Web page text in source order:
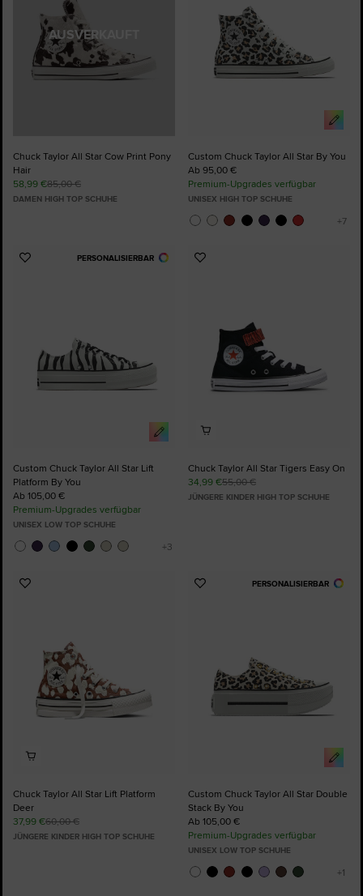
AUSVERKAUFT
Chuck Taylor All Star Cow Print Pony
Hair
58,99 €85,00 €
DAMEN HIGH TOP SCHUHE
Custom Chuck Taylor All Star By You
Ab 95,00 €
Premium-Upgrades verfügbar
UNISEX HIGH TOP SCHUHE
PERSONALISIERBAR
Zu
Custom Chuck Taylor All Star Lift
Platform By You
Ab 105,00 €
Premium-Upgrades verfügbar
UNISEX LOW TOP SCHUHE
Zu
Chuck Taylor All Star Tigers Easy On
34,99 €55,00 €
JÜNGERE KINDER HIGH TOP SCHUHE
Zu
Chuck Taylor All Star Lift Platform
Deer
37,99 €60,00 €
JÜNGERE KINDER HIGH TOP SCHUHE
PERSONALISIERBAR
Zu
Custom Chuck Taylor All Star Double
Stack By You
Ab 105,00 €
Premium-Upgrades verfügbar
UNISEX LOW TOP SCHUHE